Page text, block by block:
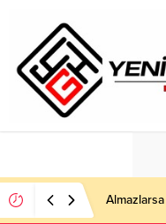
Almazlarsa